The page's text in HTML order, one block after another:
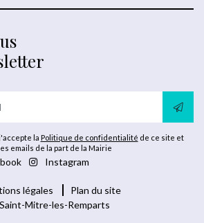
la Politique de confidentialité de ce site et
emails de la part de la Mairie
Instagram
légales
Plan du site
Mitre-les-Remparts